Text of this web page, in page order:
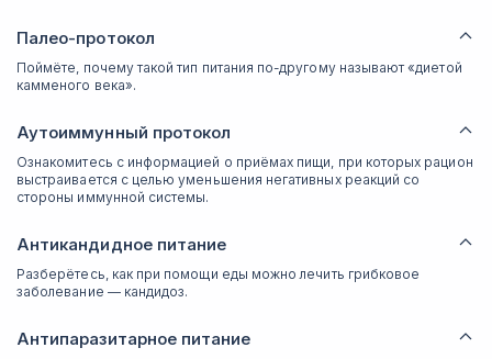
Палео-протокол
Поймёте, почему такой тип питания по-другому называют «диетой
камменого века».
Аутоиммунный протокол
Ознакомитесь с информацией о приёмах пищи, при которых рацион
выстраивается с целью уменьшения негативных реакций со
стороны иммунной системы.
Антикандидное питание
Разберётесь, как при помощи еды можно лечить грибковое
заболевание — кандидоз.
Антипаразитарное питание